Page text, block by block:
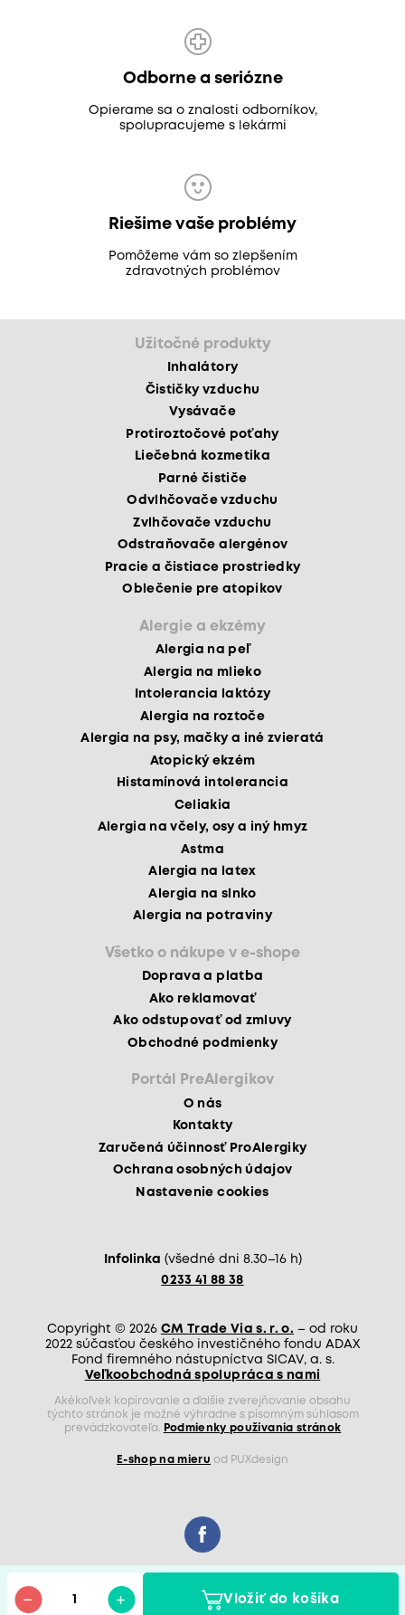
Vložiť do košíka
Odborne a seriózne
Opierame sa o znalosti odborníkov,
spolupracujeme s lekármi
Riešime vaše problémy
Pomôžeme vám so zlepšením
zdravotných problémov
Užitočné produkty
Inhalátory
Čističky vzduchu
Vysávače
Protiroztočové poťahy
Liečebná kozmetika
Parné čističe
Odvlhčovače vzduchu
Zvlhčovače vzduchu
Odstraňovače alergénov
Pracie a čistiace prostriedky
Oblečenie pre atopikov
Alergie a ekzémy
Alergia na peľ
Alergia na mlieko
Intolerancia laktózy
Alergia na roztoče
Alergia na psy, mačky a iné zvieratá
Atopický ekzém
Histamínová intolerancia
Celiakia
Alergia na včely, osy a iný hmyz
Astma
Alergia na latex
Alergia na slnko
Alergia na potraviny
Všetko o nákupe v e-shope
Doprava a platba
Ako reklamovať
Ako odstupovať od zmluvy
Obchodné podmienky
Portál PreAlergikov
O nás
Kontakty
Zaručená účinnosť ProAlergiky
Ochrana osobných údajov
Nastavenie cookies
Infolinka (všedné dni 8.30–16 h)
0233 41 88 38
Copyright © 2026 CM Trade Via s. r. o. – od roku
2022 súčasťou českého investičného fondu ADAX
Fond firemného nástupníctva SICAV, a. s.
Veľkoobchodná spolupráca s nami
Akékoľvek kopírovanie a ďalšie zverejňovanie obsahu
týchto stránok je možné výhradne s písomným súhlasom
prevádzkovateľa.
Podmienky používania stránok
E-shop na mieru od PUXdesign
novinkami a radami.
Odoberať